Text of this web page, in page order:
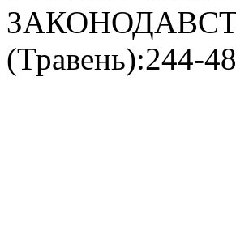
(Травень):244-